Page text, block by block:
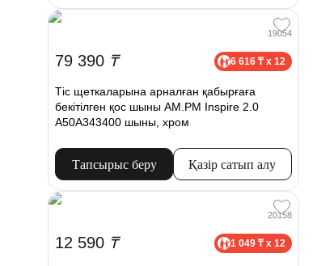
19054
79 390 ₸ 6 616 ₸ x 12
Тіс щеткаларына арналған қабырғаға
бекітілген қос шыны AM.PM Inspire 2.0
A50A343400 шыны, хром
Тапсырыс беру Қазір сатып алу
20158
12 590 ₸ 1 049 ₸ x 12